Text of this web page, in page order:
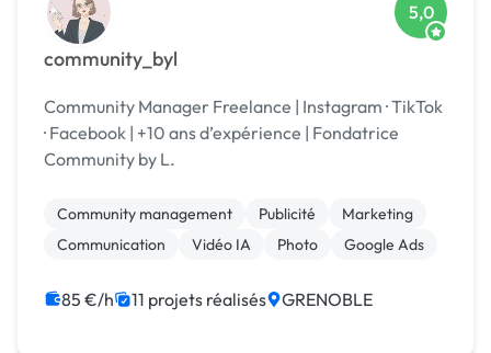
community_byl
5,0
Community Manager Freelance | Instagram · TikTok
· Facebook | +10 ans d’expérience | Fondatrice
Community by L.
Community management Publicité
Marketing
Communication
Vidéo IA Photo Google Ads
85 €/h 11 projets réalisés GRENOBLE